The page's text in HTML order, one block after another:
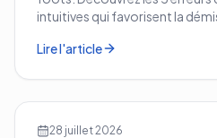
intuitives qui favorisent la
Lire l'article
28 juillet 2026